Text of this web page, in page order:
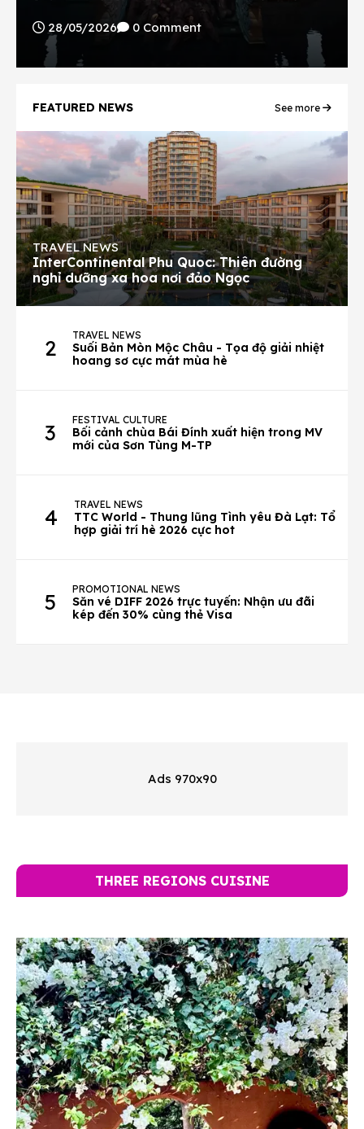
làm bối cảnh quay siêu phẩm âm nhạc mới nhất
của Sơn Tùng M-TP.
28/05/2026 0 Comment
FEATURED NEWS See more
TRAVEL NEWS
InterContinental Phu Quoc: Thiên đường
nghỉ dưỡng xa hoa nơi đảo Ngọc
2 TRAVEL NEWS
Suối Bản Mòn Mộc Châu - Tọa độ giải nhiệt
hoang sơ cực mát mùa hè
3 FESTIVAL CULTURE
Bối cảnh chùa Bái Đính xuất hiện trong MV
mới của Sơn Tùng M-TP
4 TRAVEL NEWS
TTC World - Thung lũng Tình yêu Đà Lạt: Tổ
hợp giải trí hè 2026 cực hot
5 PROMOTIONAL NEWS
Săn vé DIFF 2026 trực tuyến: Nhận ưu đãi
kép đến 30% cùng thẻ Visa
Ads 970x90
THREE REGIONS CUISINE